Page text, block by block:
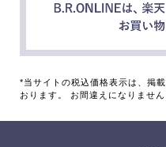
*当サイトの税込価格表示は、掲
おります。 お間違えになりません